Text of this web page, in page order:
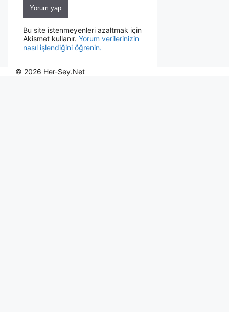
Bu site istenmeyenleri azaltmak için
Akismet kullanır. Yorum verilerinizin
nasıl işlendiğini öğrenin.
© 2026 Her-Sey.Net